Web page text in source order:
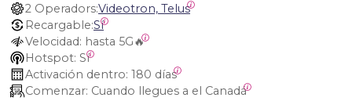
2 Operadors:Videotron, Telus
Recargable:Sí
Velocidad: hasta 5G🔥
Hotspot: Sí
Activación dentro: 180 días
Comenzar: Cuando llegues a el Canadá